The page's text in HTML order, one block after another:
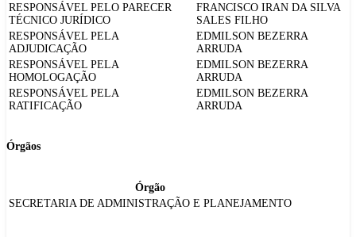
RESPONSÁVEL PELO PARECER
TÉCNICO JURÍDICO
FRANCISCO IRAN DA SILVA
SALES FILHO
RESPONSÁVEL PELA
ADJUDICAÇÃO
EDMILSON BEZERRA
ARRUDA
RESPONSÁVEL PELA
HOMOLOGAÇÃO
EDMILSON BEZERRA
ARRUDA
RESPONSÁVEL PELA
RATIFICAÇÃO
EDMILSON BEZERRA
ARRUDA
Órgãos
Órgão
SECRETARIA DE ADMINISTRAÇÃO E PLANEJAMENTO